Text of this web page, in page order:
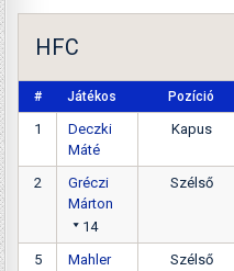
HFC
# Játékos Pozíció
1
Deczki
Máté
Kapus
2
Gréczi
Márton
14
Szélső
5
Mahler
Szélső